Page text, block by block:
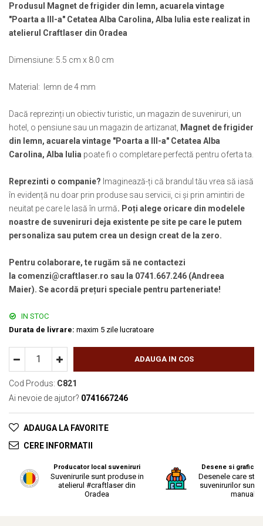
Muzeul National de Istorie a Romaniei
Muzeul Unirii Iasi
Orase si zone istorice
Cluj Napoca
Iasi
Maramures
Oradea
Timisoara
Palate si Curti Domnesti
Curtea Domneasca, Targoviste
Palatul Alexandru Ioan Cuza,
Ruginoasa
Suport pahare suvenir
Suport pahare suvenir din lemn
Tablou suvenir
Tablouri gravate
Colectia "Belle Epoque"
Colectia "Visit Romania"
Colectia medievala
Produsul Magnet de frigider din lemn, acuarela vintage
"Poarta a III-a" Cetatea Alba Carolina, Alba Iulia este realizat in
atelierul Craftlaser din Oradea
Dimensiune: 5.5 cm x 8.0 cm
Material: lemn de 4 mm
Dacă reprezinți un obiectiv turistic, un magazin de suveniruri, un
hotel, o pensiune sau un magazin de artizanat, Magnet de frigider
din lemn, acuarela vintage "Poarta a III-a" Cetatea Alba
Carolina, Alba Iulia poate fi o completare perfectă pentru oferta ta.
Reprezinti o companie? Imaginează-ți că brandul tău vrea să iasă
în evidență nu doar prin produse sau servicii, ci și prin amintiri de
neuitat pe care le lasă în urmă. Poți alege oricare din modelele
noastre de suveniruri deja existente pe site pe care le putem
personaliza sau putem crea un design creat de la zero.
Pentru colaborare, te rugăm să ne contactezi
la comenzi@craftlaser.ro sau la 0741.667.246 (Andreea
Maier). Se acordă prețuri speciale pentru parteneriate!
IN STOC
Durata de livrare: maxim 5 zile lucratoare
ADAUGA IN COS
Cod Produs: C821
Ai nevoie de ajutor? 0741667246
ADAUGA LA FAVORITE
CERE INFORMATII
Producator local suveniruri
Suvenirurile sunt produse in
atelierul #craftlaser din
Oradea
Desene si grafica
Desenele care
suvenirurilor sunt
manual.